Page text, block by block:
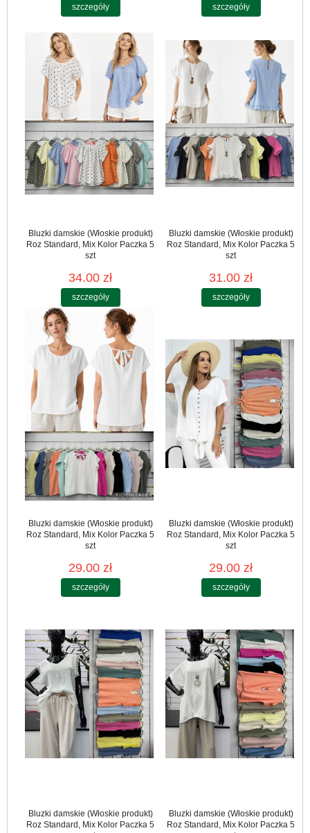
szczegóły szczegóły
Bluzki damskie (Włoskie produkt)
Roz Standard, Mix Kolor Paczka 5
szt
34.00 zł
szczegóły
Bluzki damskie (Włoskie produkt)
Roz Standard, Mix Kolor Paczka 5
szt
31.00 zł
szczegóły
Bluzki damskie (Włoskie produkt)
Roz Standard, Mix Kolor Paczka 5
szt
29.00 zł
szczegóły
Bluzki damskie (Włoskie produkt)
Roz Standard, Mix Kolor Paczka 5
szt
29.00 zł
szczegóły
Bluzki damskie (Włoskie produkt)
Roz Standard, Mix Kolor Paczka 5
Bluzki damskie (Włoskie produkt)
Roz Standard, Mix Kolor Paczka 5